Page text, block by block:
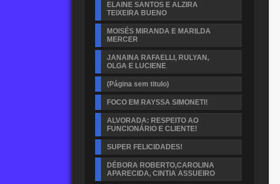
ELAINE SANTOS E ALZIRA
TEIXEIRA BUENO
MOISÉS MIRANDA E MARILDA
MERCER
JANAINA RAFAELLI, RULYAN,
OLGA E LUCIENE
(Página sem titulo)
FOCO EM RAYSSA SIMONETI!
ALVORADA: RESPEITO AO
FUNCIONÁRIO E CLIENTE!
SUPER FELICIDADES!
DÉBORA ROBERTO,CAROLINA
APARECIDA, CINTIA ASSUEIRO